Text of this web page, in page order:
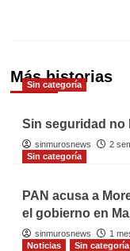
Más historias
Sin categoría
Sin seguridad no
sinmurosnews
2
Sin categoría
PAN acusa a
el gobierno en
sinmurosnews
1
Noticias
Sin categoría